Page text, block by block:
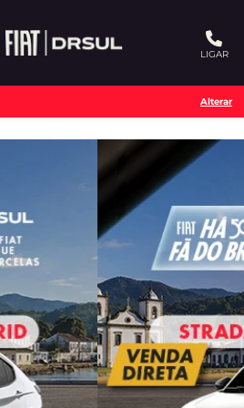
LIGAR
Alterar